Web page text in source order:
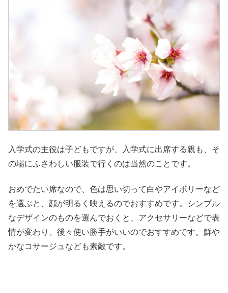
入学式の主役は子どもですが、入学式に出席する親も、そ
の場にふさわしい服装で行くのは当然のことです。
おめでたい席なので、色は思い切って白やアイボリーなど
を選ぶと、顔が明るく映えるのでおすすめです。シンプル
なデザインのものを選んでおくと、アクセサリーなどで表
情が変わり、後々使い勝手がいいのでおすすめです。鮮や
かなコサージュなども素敵です。